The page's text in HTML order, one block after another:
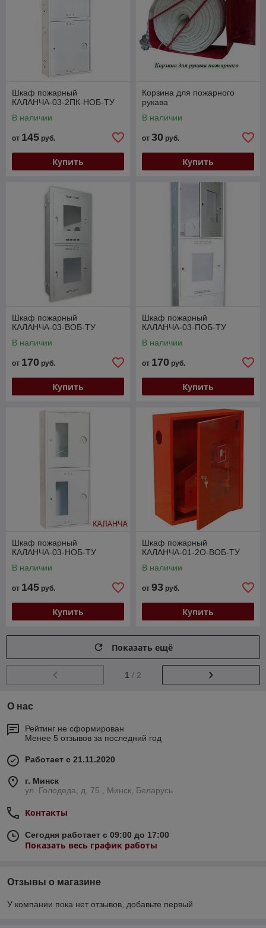
Шкаф пожарный
КАЛАНЧА-03-2ПК-НОБ-ТУ
В наличии
от 145 руб.
Купить
Корзина для пожарного
рукава
В наличии
от 30 руб.
Купить
Шкаф пожарный
КАЛАНЧА-03-ВОБ-ТУ
В наличии
от 170 руб.
Купить
Шкаф пожарный
КАЛАНЧА-03-ПОБ-ТУ
В наличии
от 170 руб.
Купить
Шкаф пожарный
КАЛАНЧА-03-НОБ-ТУ
В наличии
от 145 руб.
Купить
Шкаф пожарный
КАЛАНЧА-01-2О-ВОБ-ТУ
В наличии
от 93 руб.
Купить
Показать ещё
1 / 2
О нас
Рейтинг не сформирован
Менее 5 отзывов за последний год
Работает с 21.11.2020
г. Минск
ул. Голодеда, д. 75 , Минск, Беларусь
Контакты
Сегодня работает с 09:00 до 17:00
Показать весь график работы
Отзывы о магазине
У компании пока нет отзывов, добавьте первый